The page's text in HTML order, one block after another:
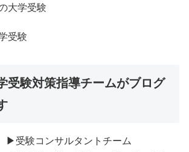
大学受験
受験
受験対策指導チームがブログ
▶受験コンサルタントチーム